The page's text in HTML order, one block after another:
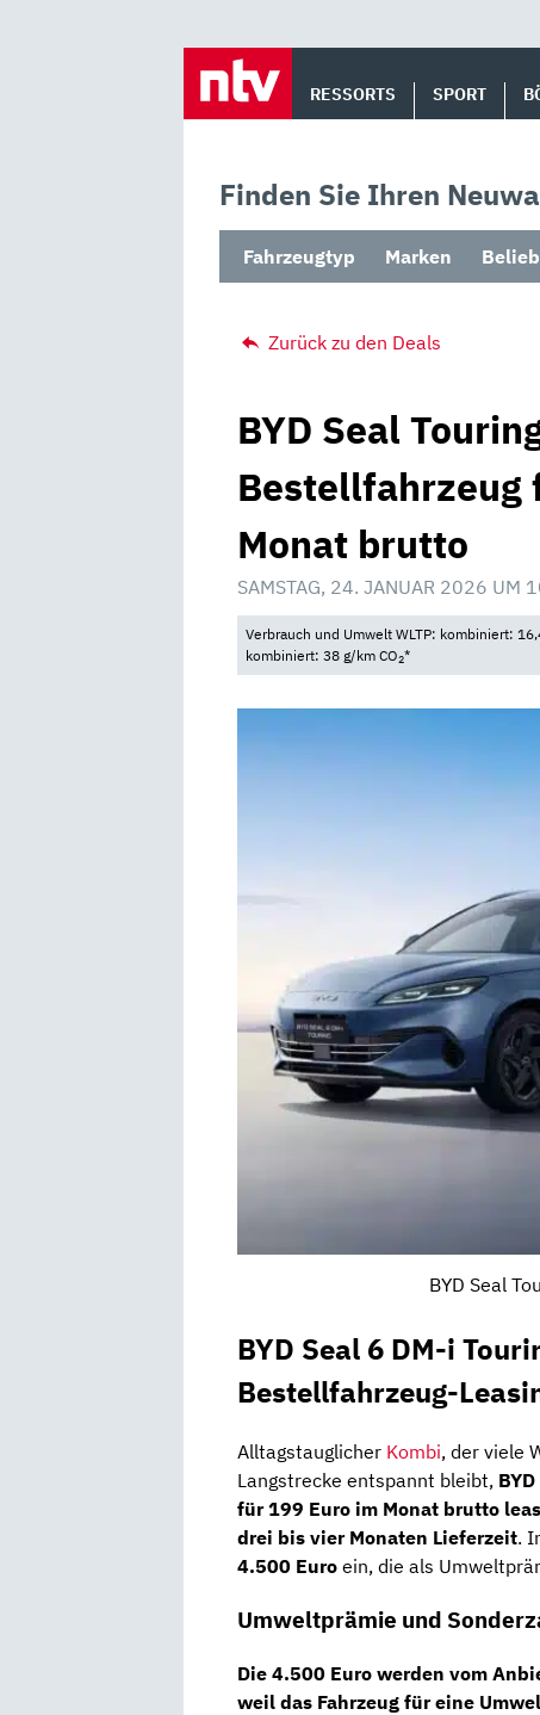
RESSORTS SPORT
Finden Sie Ihren
Fahrzeugtyp Marken
Zurück zu den Deals
BYD Seal
Bestellfahrzeug
Monat brutto
SAMSTAG, 24. JANUAR 2026 UM
Verbrauch und Umwelt WLTP: kombiniert:
kombiniert: 38 g/km CO2*
BYD Seal
BYD Seal 6 DM-i
Bestellfahrzeug-
Alltagstauglicher Kombi, der viele
Langstrecke entspannt bleibt,
für 199 Euro im Monat brutto
drei bis vier Monaten Lieferzeit.
4.500 Euro ein, die als
Umweltprämie und
Die 4.500 Euro werden vom
weil das Fahrzeug für eine